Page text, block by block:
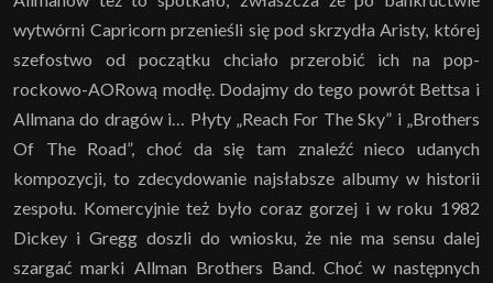
wytwórni Capricorn przenieśli się pod skrzydła Aristy, której
szefostwo od początku chciało przerobić ich na pop-
rockowo-AORową modłę. Dodajmy do tego powrót Bettsa i
Allmana do dragów i… Płyty „Reach For The Sky” i „Brothers
Of The Road”, choć da się tam znaleźć nieco udanych
kompozycji, to zdecydowanie najsłabsze albumy w historii
zespołu. Komercyjnie też było coraz gorzej i w roku 1982
Dickey i Gregg doszli do wniosku, że nie ma sensu dalej
szargać marki Allman Brothers Band. Choć w następnych